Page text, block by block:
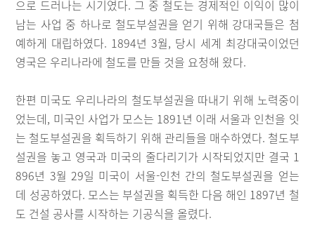
으로 드러나는 시기였다. 그 중 철도는 경제적인 이익이 많이
남는 사업 중 하나로 철도부설권을 얻기 위해 강대국들은 첨
예하게 대립하였다. 1894년 3월, 당시 세계 최강대국이었던
영국은 우리나라에 철도를 만들 것을 요청해 왔다.
한편 미국도 우리나라의 철도부설권을 따내기 위해 노력중이
었는데, 미국인 사업가 모스는 1891년 이래 서울과 인천을 잇
는 철도부설권을 획득하기 위해 관리들을 매수하였다. 철도부
설권을 놓고 영국과 미국의 줄다리기가 시작되었지만 결국 1
896년 3월 29일 미국이 서울-인천 간의 철도부설권을 얻는
데 성공하였다. 모스는 부설권을 획득한 다음 해인 1897년 철
도 건설 공사를 시작하는 기공식을 올렸다.